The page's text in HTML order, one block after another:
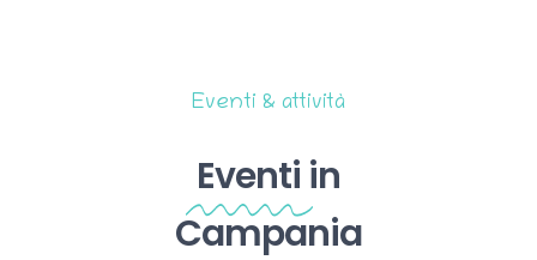
Eventi & attività
Eventi in
Campania